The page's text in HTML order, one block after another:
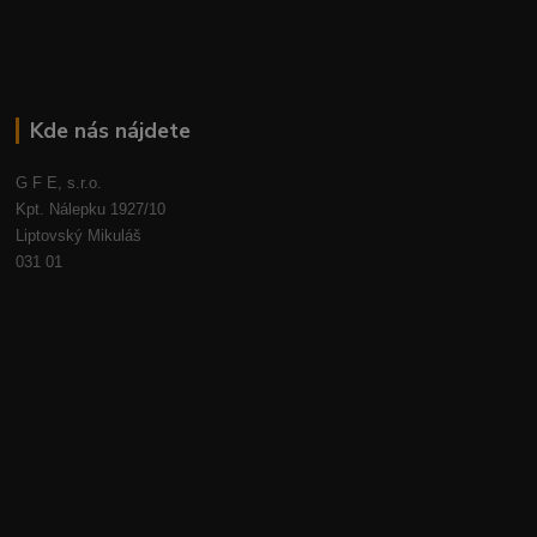
Kde nás nájdete
G F E, s.r.o.
Kpt. Nálepku 1927/10
Liptovský Mikuláš
031 01